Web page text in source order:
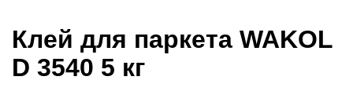
Клей для паркета WAKOL
D 3540 5 кг